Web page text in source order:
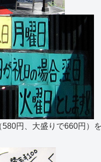
580円、大盛りで660円）